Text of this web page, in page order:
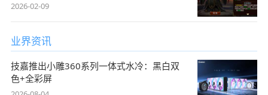
2026-02-09
业界资讯
技嘉推出小雕360系列一体式水冷：黑白双
色+全彩屏